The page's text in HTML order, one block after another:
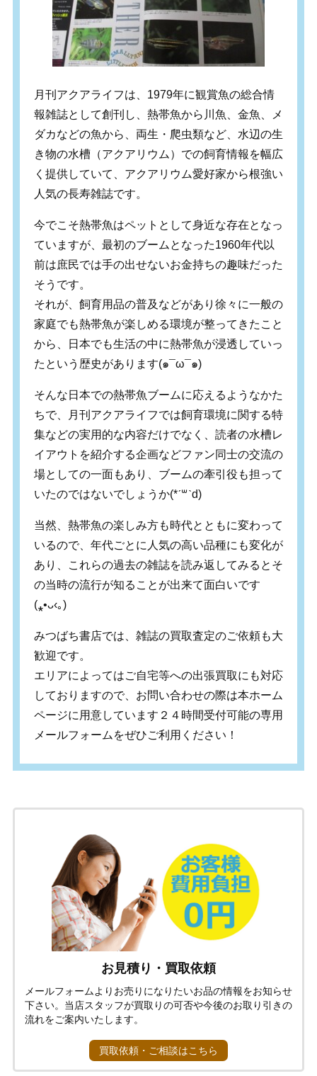
月刊アクアライフは、1979年に観賞魚の総合情
報雑誌として創刊し、熱帯魚から川魚、金魚、メ
ダカなどの魚から、両生・爬虫類など、水辺の生
き物の水槽（アクアリウム）での飼育情報を幅広
く提供していて、アクアリウム愛好家から根強い
人気の長寿雑誌です。
今でこそ熱帯魚はペットとして身近な存在となっ
ていますが、最初のブームとなった1960年代以
前は庶民では手の出せないお金持ちの趣味だった
そうです。
それが、飼育用品の普及などがあり徐々に一般の
家庭でも熱帯魚が楽しめる環境が整ってきたこと
から、日本でも生活の中に熱帯魚が浸透していっ
たという歴史があります(๑¯ω¯๑)
そんな日本での熱帯魚ブームに応えるようなかた
ちで、月刊アクアライフでは飼育環境に関する特
集などの実用的な内容だけでなく、読者の水槽レ
イアウトを紹介する企画などファン同士の交流の
場としての一面もあり、ブームの牽引役も担って
いたのではないでしょうか(*ˊ꒳ˋd)
当然、熱帯魚の楽しみ方も時代とともに変わって
いるので、年代ごとに人気の高い品種にも変化が
あり、これらの過去の雑誌を読み返してみるとそ
の当時の流行が知ることが出来て面白いです
(⁎•ᴗ‹｡)
みつばち書店では、雑誌の買取査定のご依頼も大
歓迎です。
エリアによってはご自宅等への出張買取にも対応
しておりますので、お問い合わせの際は本ホーム
ページに用意しています２４時間受付可能の専用
メールフォームをぜひご利用ください！
お見積り・買取依頼
メールフォームよりお売りになりたいお品の情報をお知らせ
下さい。当店スタッフが買取りの可否や今後のお取り引きの
流れをご案内いたします。
買取依頼・ご相談はこちら